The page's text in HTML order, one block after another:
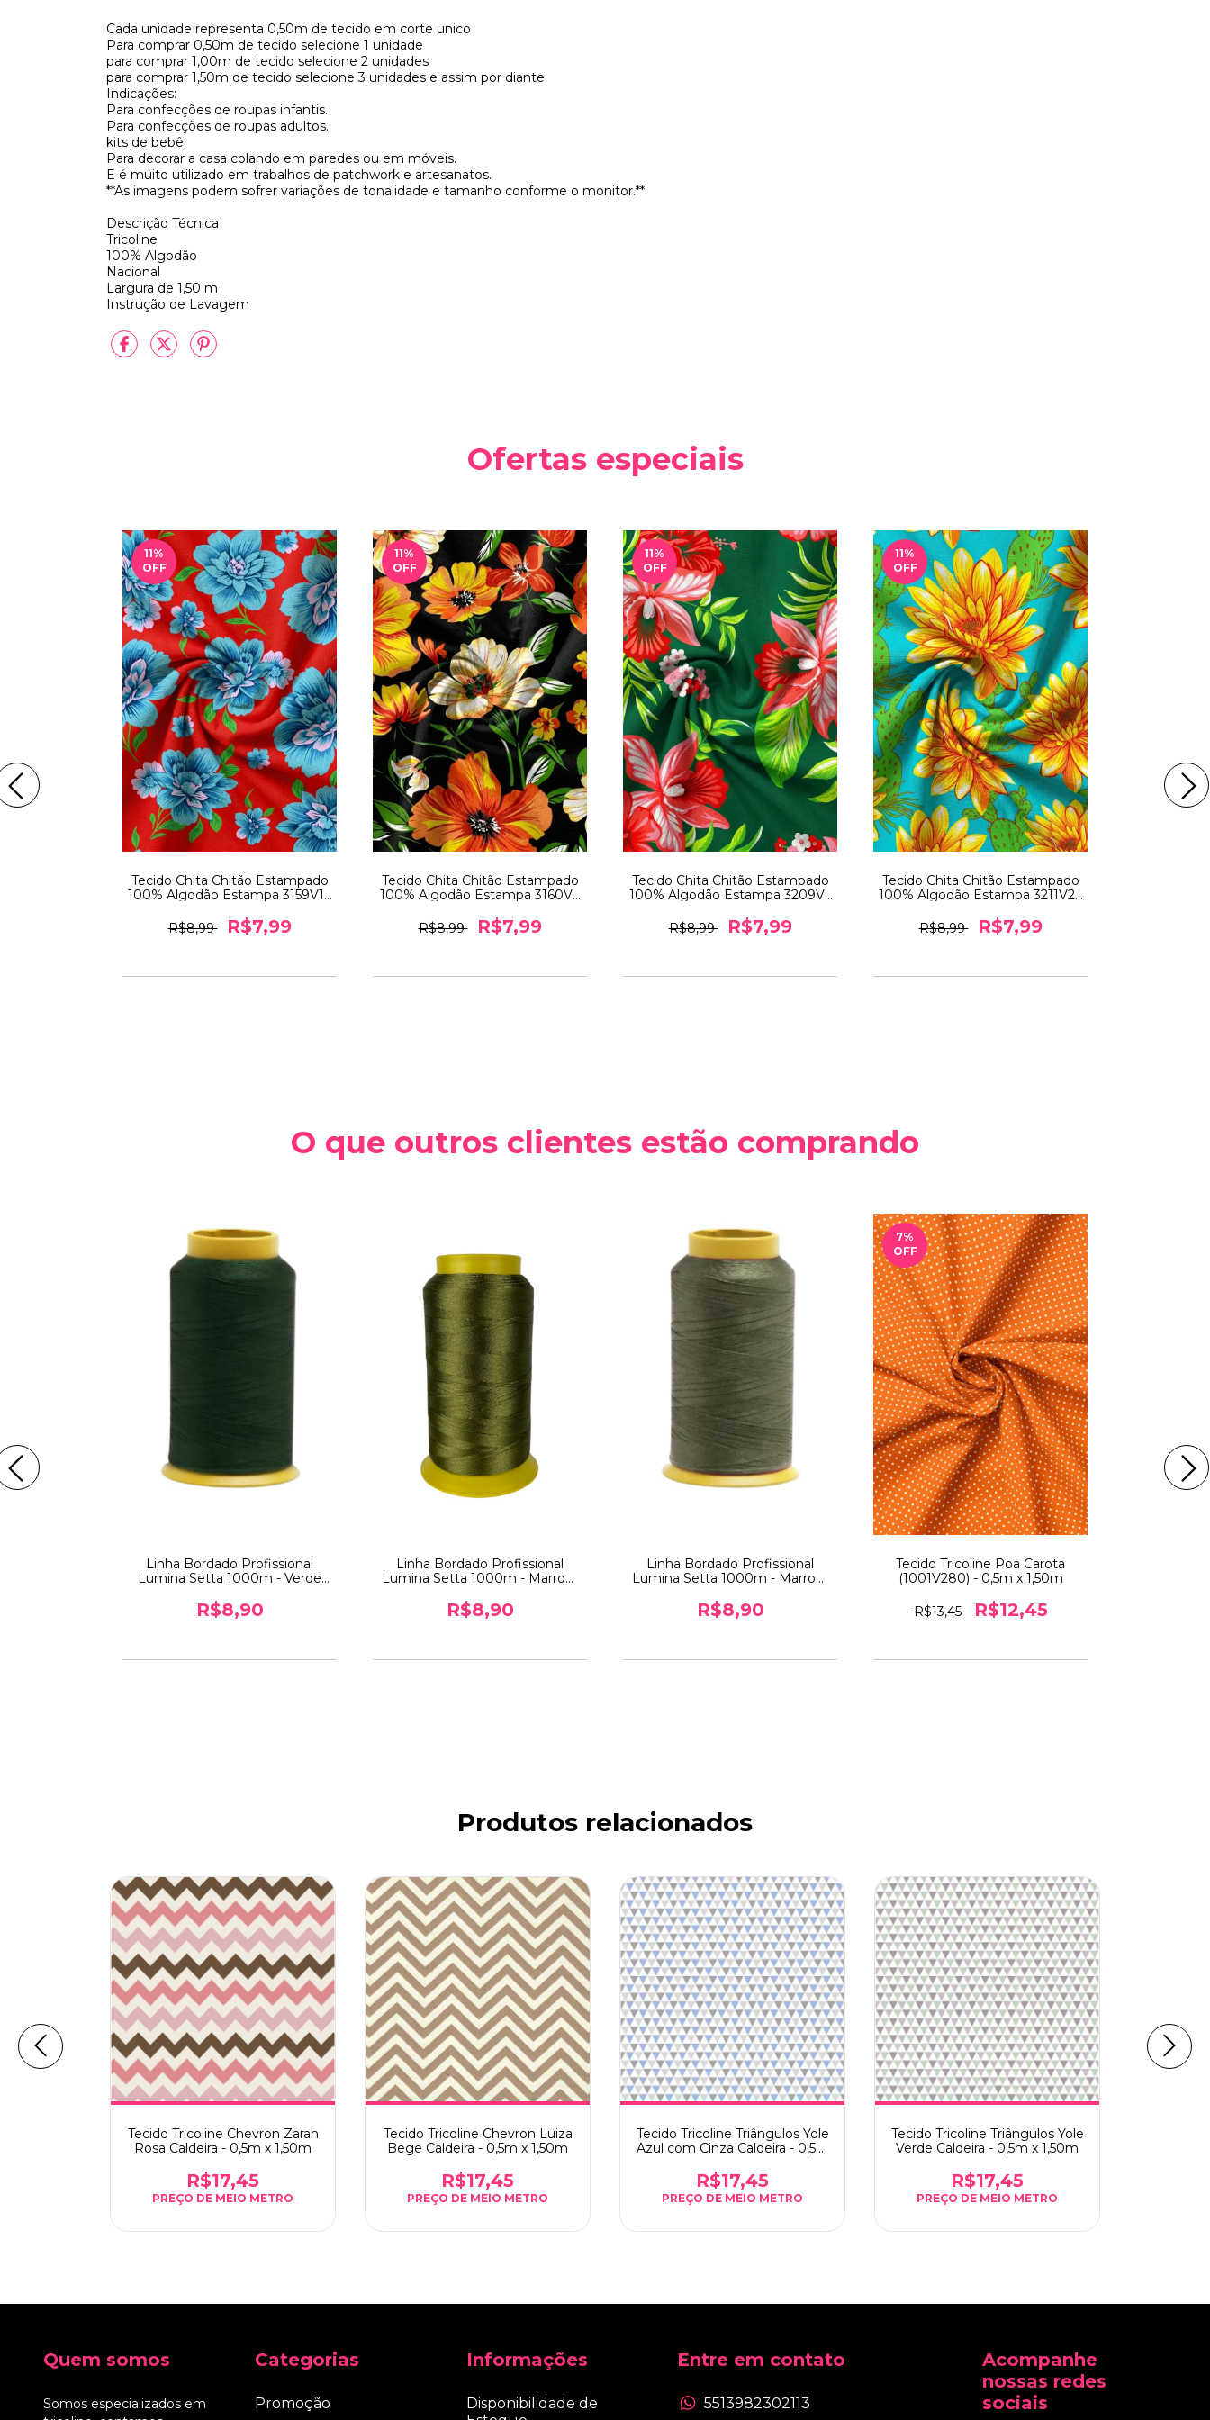
Cada unidade representa 0,50m de tecido em corte unico
Para comprar 0,50m de tecido selecione 1 unidade
para comprar 1,00m de tecido selecione 2 unidades
para comprar 1,50m de tecido selecione 3 unidades e assim por diante
Indicações:
Para confecções de roupas infantis.
Para confecções de roupas adultos.
kits de bebê.
Para decorar a casa colando em paredes ou em móveis.
E é muito utilizado em trabalhos de patchwork e artesanatos.
**As imagens podem sofrer variações de tonalidade e tamanho conforme o monitor.**
Descrição Técnica
Tricoline
100% Algodão
Nacional
Largura de 1,50 m
Instrução de Lavagem
Ofertas especiais
11%
OFF
Tecido Chita Chitão Estampado
100% Algodão Estampa 3159V1 -
R$8,99
R$7,99
11%
OFF
Tecido Chita Chitão Estampado
100% Algodão Estampa 3160V2
R$8,99
R$7,99
11%
OFF
Tecido Chita Chitão Estampado
100% Algodão Estampa 3209V2
R$8,99
R$7,99
11%
OFF
Tecido Chita Chitão Estampado
100% Algodão Estampa 3211V2 -
R$8,99
R$7,99
O que outros clientes estão comprando
Linha Bordado Profissional
Lumina Setta 1000m - Verde
R$8,90
Linha Bordado Profissional
Lumina Setta 1000m - Marrom
R$8,90
Linha Bordado Profissional
Lumina Setta 1000m - Marrom
R$8,90
7%
OFF
Tecido Tricoline Poa Carota
(1001V280) - 0,5m x 1,50m
R$13,45 R$12,45
Produtos relacionados
Tecido Tricoline Chevron Zarah
Rosa Caldeira - 0,5m x 1,50m
R$17,45
Tecido Tricoline Chevron Luiza
Bege Caldeira - 0,5m x 1,50m
R$17,45
Tecido Tricoline Triângulos Yole
Azul com Cinza Caldeira - 0,5m
R$17,45
Tecido Tricoline Triângulos Yole
Verde Caldeira - 0,5m x 1,50m
R$17,45
Quem somos
Somos especializados em
Categorias
Promoção
Informações
Disponibilidade de
Entre em contato
5513982302113
Acompanhe
nossas redes
sociais